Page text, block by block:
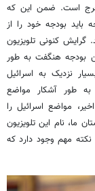
است. ضمن این که
بودجه خود را از
کنونی تلویزیون
بودجه هنگفت به طور
نزدیک به اسرائیل
به طور آشکار مواضع
مواضع اسرائیل را
ما، نام این تلویزیون
نکته مهم وجود دارد که